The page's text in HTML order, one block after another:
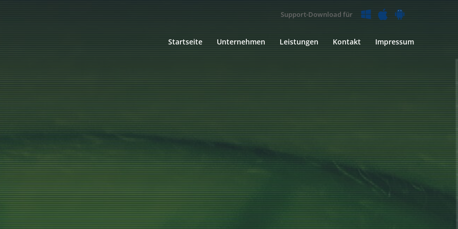
Support-Download für
Startseite Unternehmen Leistungen Kontakt Impressum